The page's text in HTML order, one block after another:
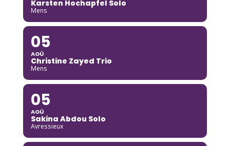
Karsten Hochapfel Solo
Mens
05
AOÛ
Christine Zayed Trio
Mens
05
AOÛ
Sakina Abdou Solo
Avressieux